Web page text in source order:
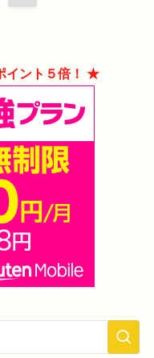
イント５倍！ ★